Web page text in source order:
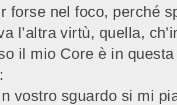
nel foco, perché
virtù, quella,
mio Core è in questa
vostro sguardo si mi